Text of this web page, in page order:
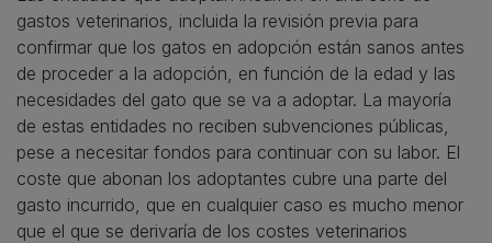
gastos veterinarios, incluida la revisión previa para
confirmar que los gatos en adopción están sanos antes
de proceder a la adopción, en función de la edad y las
necesidades del gato que se va a adoptar. La mayoría
de estas entidades no reciben subvenciones públicas,
pese a necesitar fondos para continuar con su labor. El
coste que abonan los adoptantes cubre una parte del
gasto incurrido, que en cualquier caso es mucho menor
que el que se derivaría de los costes veterinarios